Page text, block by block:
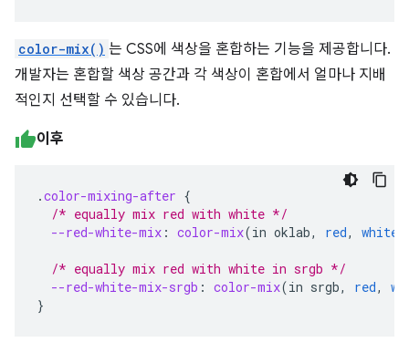
color-mix() 는 CSS에 색상을 혼합하는 기능을 제공합니다.
개발자는 혼합할 색상 공간과 각 색상이 혼합에서 얼마나 지배
적인지 선택할 수 있습니다.
이후
.color-mixing-after {
/* equally mix red with white */
--red-white-mix : color-mix(in oklab, red, white
/* equally mix red with white in srgb */
--red-white-mix-srgb : color-mix(in srgb, red,
}